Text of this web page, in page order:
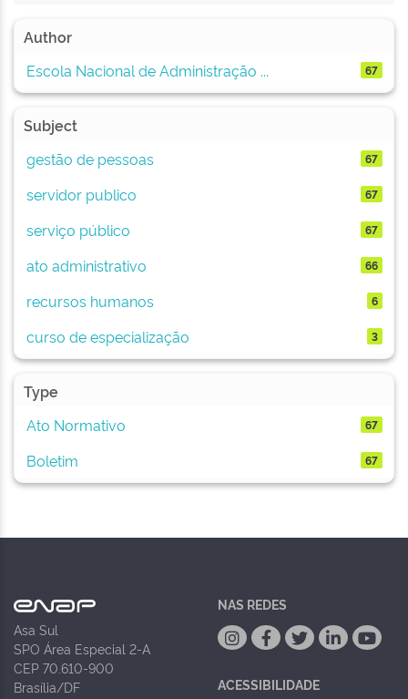
Author
Escola Nacional de Administração ...
67
Subject
gestão de pessoas
67
servidor publico 67
serviço público 67
ato administrativo 66
recursos humanos 6
curso de especialização 3
Type
Ato Normativo
67
Boletim 67
Asa Sul
SPO Área Especial 2-A
CEP 70.610-900
Brasília/DF
NAS REDES
ACESSIBILIDADE